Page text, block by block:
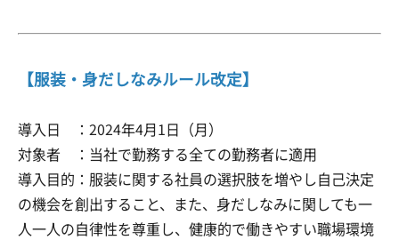
【服装・身だしなみルール改定】
導入日 ：2024年4月1日（月）
対象者 ：当社で勤務する全ての勤務者に適用
導入目的：服装に関する社員の選択肢を増やし自己決定
の機会を創出すること、また、身だしなみに関しても一
人一人の自律性を尊重し、健康的で働きやすい職場環境